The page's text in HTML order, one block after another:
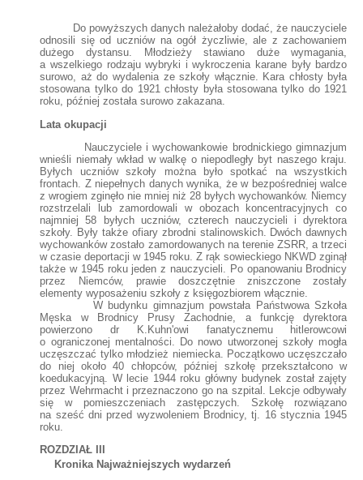
Do powyższych danych należałoby dodać, że nauczyciele
odnosili się od uczniów na ogół życzliwie, ale z zachowaniem
dużego dystansu. Młodzieży stawiano duże wymagania,
a wszelkiego rodzaju wybryki i wykroczenia karane były bardzo
surowo, aż do wydalenia ze szkoły włącznie. Kara chłosty była
stosowana tylko do 1921 chłosty była stosowana tylko do 1921
roku, później została surowo zakazana.
Lata okupacji
Nauczyciele i wychowankowie brodnickiego gimnazjum
wnieśli niemały wkład w walkę o niepodległy byt naszego kraju.
Byłych uczniów szkoły można było spotkać na wszystkich
frontach. Z niepełnych danych wynika, że w bezpośredniej walce
z wrogiem zginęło nie mniej niż 28 byłych wychowanków. Niemcy
rozstrzelali lub zamordowali w obozach koncentracyjnych co
najmniej 58 byłych uczniów, czterech nauczycieli i dyrektora
szkoły. Były także ofiary zbrodni stalinowskich. Dwóch dawnych
wychowanków zostało zamordowanych na terenie ZSRR, a trzeci
w czasie deportacji w 1945 roku. Z rąk sowieckiego NKWD zginął
także w 1945 roku jeden z nauczycieli. Po opanowaniu Brodnicy
przez Niemców, prawie doszczętnie zniszczone zostały
elementy wyposażeniu szkoły z księgozbiorem włącznie.
W budynku gimnazjum powstała Państwowa Szkoła
Męska w Brodnicy Prusy Zachodnie, a funkcję dyrektora
powierzono dr K.Kuhn'owi fanatycznemu hitlerowcowi
o ograniczonej mentalności. Do nowo utworzonej szkoły mogła
uczęszczać tylko młodzież niemiecka. Początkowo uczęszczało
do niej około 40 chłopców, później szkołę przekształcono w
koedukacyjną. W lecie 1944 roku główny budynek został zajęty
przez Wehrmacht i przeznaczono go na szpital. Lekcje odbywały
się w pomieszczeniach zastępczych. Szkołę rozwiązano
na sześć dni przed wyzwoleniem Brodnicy, tj. 16 stycznia 1945
roku.
ROZDZIAŁ III
Kronika Najważniejszych wydarzeń